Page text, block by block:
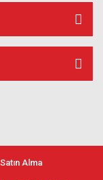
Alma